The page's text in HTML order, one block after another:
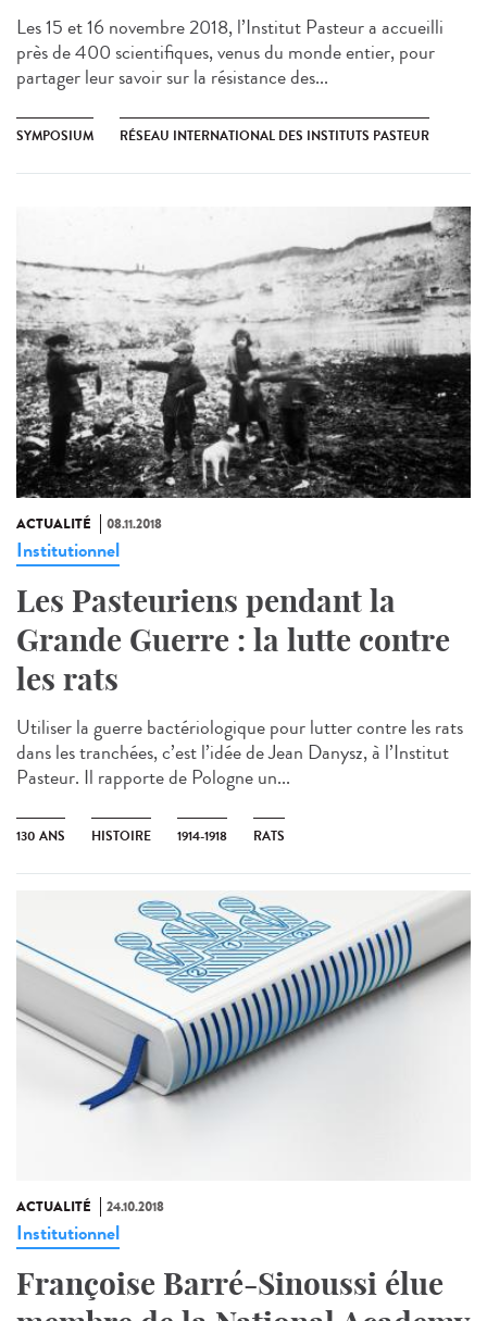
Les 15 et 16 novembre 2018, l’Institut Pasteur a accueilli
près de 400 scientifiques, venus du monde entier, pour
partager leur savoir sur la résistance des...
SYMPOSIUM RÉSEAU INTERNATIONAL DES INSTITUTS PASTEUR
ACTUALITÉ 08.11.2018
Institutionnel
Les Pasteuriens pendant la
Grande Guerre : la lutte contre
les rats
Utiliser la guerre bactériologique pour lutter contre les rats
dans les tranchées, c’est l’idée de Jean Danysz, à l’Institut
Pasteur. Il rapporte de Pologne un...
130 ANS HISTOIRE 1914-1918 RATS
ACTUALITÉ 24.10.2018
Institutionnel
Françoise Barré-Sinoussi élue